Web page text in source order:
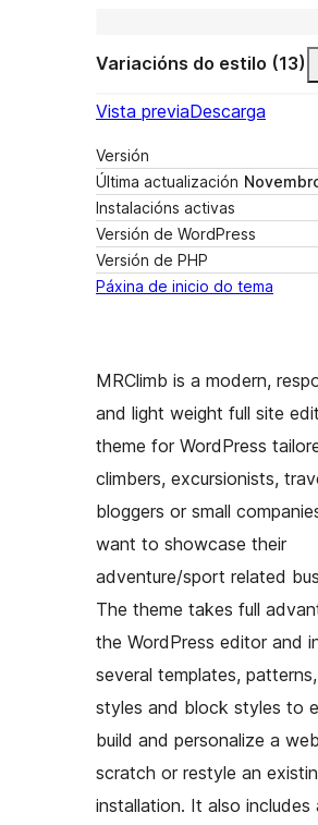
Variacións do estilo (13)
Vista previaDescarga
Versión
Última actualización
Instalacións activas
Versión de WordPress
Versión de PHP
Páxina de inicio do tema
MRClimb is a modern,
and light weight full site
theme for WordPress
climbers, excursionists,
bloggers or small
want to showcase their
adventure/sport related
The theme takes full
the WordPress editor and
several templates,
styles and block styles to
build and personalize a
scratch or restyle an
installation. It also includes